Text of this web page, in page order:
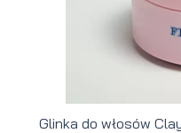
Glinka do włosów